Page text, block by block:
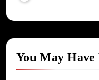
You May Have